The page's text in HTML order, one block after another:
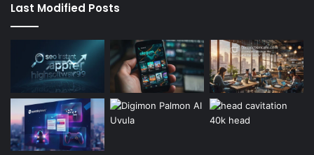
Last Modified Posts